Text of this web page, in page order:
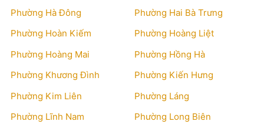
Phường Hà Đông
Phường Hai Bà Trưng
Phường Hoàn Kiếm
Phường Hoàng Liệt
Phường Hoàng Mai
Phường Hồng Hà
Phường Khương Đình
Phường Kiến Hưng
Phường Kim Liên
Phường Láng
Phường Lĩnh Nam
Phường Long Biên